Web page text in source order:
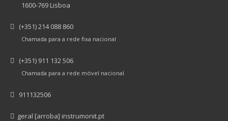
1600-769 Lisboa
(+351) 214 088 860
Chamada para a rede fixa nacional
(+351) 911 132 506
Chamada para a rede móvel nacional
911132506
geral [arroba] instrumonit.pt